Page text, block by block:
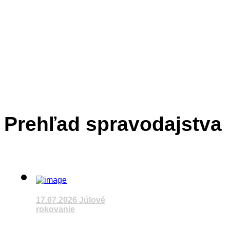
Prehľad spravodajstva
17.07.2026 Júlové
rokovanie